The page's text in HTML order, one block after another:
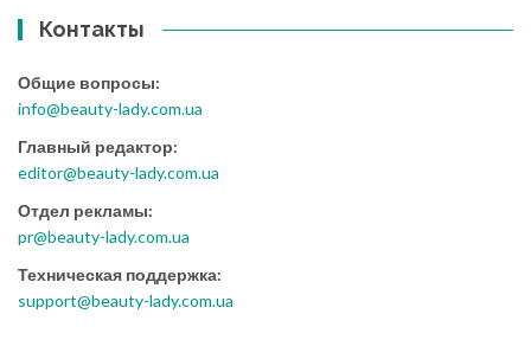
Контакты
Общие вопросы:
info@beauty-lady.com.ua
Главный редактор:
editor@beauty-lady.com.ua
Отдел рекламы:
pr@beauty-lady.com.ua
Техническая поддержка:
support@beauty-lady.com.ua